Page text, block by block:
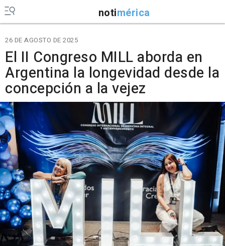
notimérica
26 DE AGOSTO DE 2025
El II Congreso MILL aborda en
Argentina la longevidad desde la
concepción a la vejez